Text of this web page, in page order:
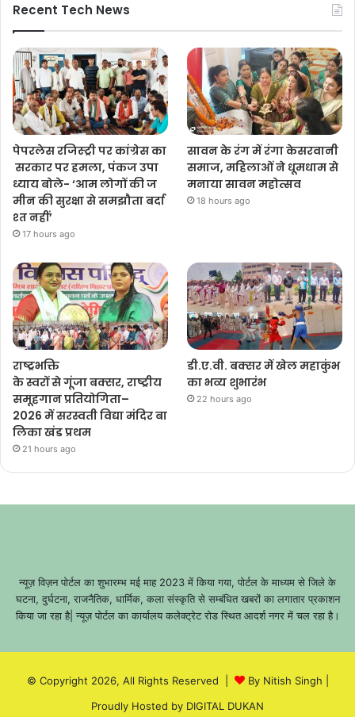
Recent Tech News
पेपरलेस रजिस्ट्री पर कांग्रेस का
सरकार पर हमला, पंकज उपा
ध्याय बोले- ‘आम लोगों की ज
मीन की सुरक्षा से समझौता बर्दा
श्त नहीं’
17 hours ago
सावन के रंग में रंगा केसरवानी
समाज, महिलाओं ने धूमधाम से
मनाया सावन महोत्सव
18 hours ago
राष्ट्रभक्ति
के स्वरों से गूंजा बक्सर, राष्ट्रीय
समूहगान प्रतियोगिता–
2026 में सरस्वती विद्या मंदिर बा
लिका खंड प्रथम
21 hours ago
डी.ए.वी. बक्सर में खेल महाकुंभ
का भव्य शुभारंभ
22 hours ago
न्यूज़ विज़न पोर्टल का शुभारम्भ मई माह 2023 में किया गया, पोर्टल के माध्यम से जिले के
घटना, दुर्घटना, राजनैतिक, धार्मिक, कला संस्कृति से सम्बंधित खबरों का लगातार प्रकाशन
किया जा रहा है| न्यूज़ पोर्टल का कार्यालय कलेक्ट्रेट रोड स्थित आदर्श नगर में चल रहा है।
© Copyright 2026, All Rights Reserved | By Nitish Singh
Proudly Hosted by DIGITAL DUKAN